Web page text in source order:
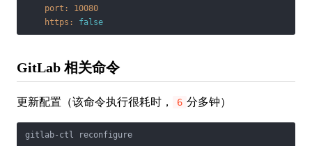
port:
10080
https:
false
GitLab 相关命令
更新配置（该命令执行很耗时， 6 分多钟）
gitlab-ctl reconfigure